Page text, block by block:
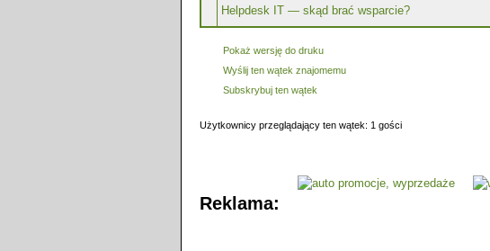
Helpdesk IT — skąd brać wsparcie?
Pokaż wersję do druku
Wyślij ten wątek znajomemu
Subskrybuj ten wątek
Użytkownicy przeglądający ten wątek: 1 gości
Reklama: